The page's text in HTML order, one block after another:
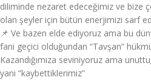
diliminde nezaret edeceğimiz ve bize
olan şeyler için bütün enerjimizi sarf
📌 Ve bazen elde ediyoruz ama bu
fani geçici olduğundan “Tavşan”
Kazandığımıza seviniyoruz ama
yani “kaybettiklerimiz”